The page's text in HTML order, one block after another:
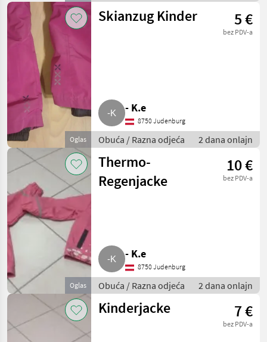
Oglas
Skianzug Kinder 5 €
bez PDV-a
- K.e
8750 Judenburg
Obuća / Razna odjeća 2 dana onlajn
Oglas
Thermo-
Regenjacke
10 €
bez PDV-a
- K.e
8750 Judenburg
Obuća / Razna odjeća 2 dana onlajn
Kinderjacke 7 €
bez PDV-a